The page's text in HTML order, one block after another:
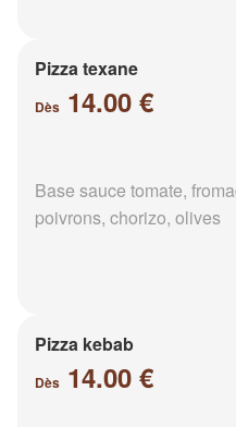
Pizza texane
Dès 14.00 €
Base sauce tomate,
poivrons, chorizo, olives
Pizza kebab
Dès 14.00 €